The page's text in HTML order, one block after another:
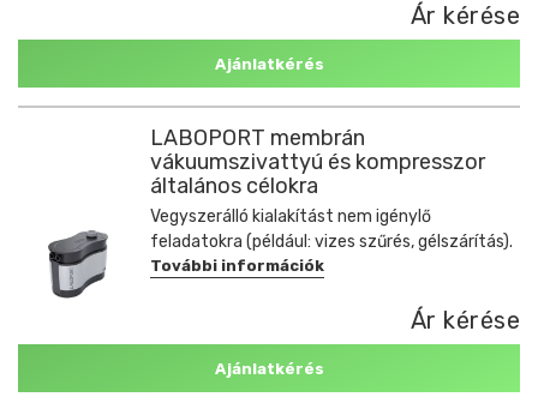
Ár kérése
Ajánlatkérés
LABOPORT membrán
vákuumszivattyú és kompresszor
általános célokra
Vegyszerálló kialakítást nem igénylő
feladatokra (például: vizes szűrés, gélszárítás).
További információk
Ár kérése
Ajánlatkérés